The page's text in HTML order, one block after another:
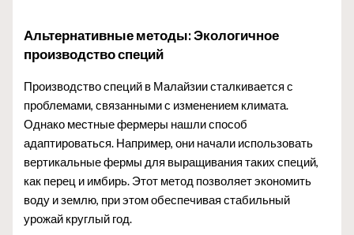
Альтернативные методы: Экологичное
производство специй
Производство специй в Малайзии сталкивается с
проблемами, связанными с изменением климата.
Однако местные фермеры нашли способ
адаптироваться. Например, они начали использовать
вертикальные фермы для выращивания таких специй,
как перец и имбирь. Этот метод позволяет экономить
воду и землю, при этом обеспечивая стабильный
урожай круглый год.